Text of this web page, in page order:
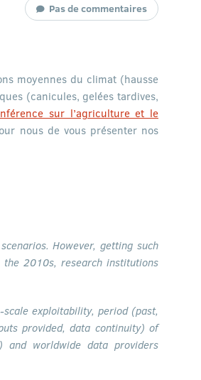
Pas de commentaires
moyennes du climat (hausse
(canicules, gelées tardives,
sur l’agriculture et le
nous de vous présenter nos
However, getting such
the 2010s, research institutions
exploitability, period (past,
provided, data continuity) of
and worldwide data providers